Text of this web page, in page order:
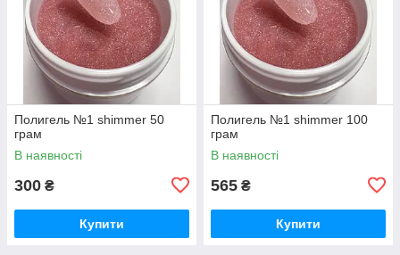
Полигель №1 shimmer 50
грам
В наявності
300 ₴
Купити
Полигель №1 shimmer 100
грам
В наявності
565 ₴
Купити